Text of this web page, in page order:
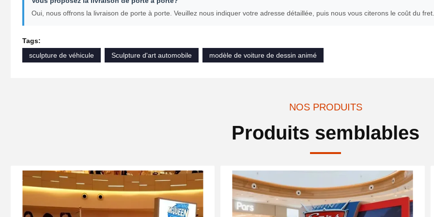
Oui, nous offrons la livraison de porte à porte. Veuillez nous indiquer votre adresse détaillée, puis nous vous citerons le coût du fret.
Tags:
sculpture de véhicule
Sculpture d'art automobile modèle de voiture de dessin animé
NOS PRODUITS
Produits semblables